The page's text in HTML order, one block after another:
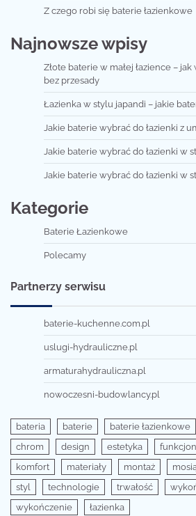
Z czego robi się baterie łazienkowe
Najnowsze wpisy
Złote baterie w małej łazience –
bez przesady
Łazienka w stylu japandi – jakie
Jakie baterie wybrać do łazienki z
Jakie baterie wybrać do łazienki w
Jakie baterie wybrać do łazienki w
Kategorie
Baterie Łazienkowe
Polecamy
Partnerzy serwisu
baterie-kuchenne.com.pl
uslugi-hydrauliczne.pl
armaturahydrauliczna.pl
nowoczesni-budowlancy.pl
bateria baterie baterie łazienkowe
chrom
design estetyka
komfort
materiały montaż
styl
technologie trwałość
wykończenie
łazienka